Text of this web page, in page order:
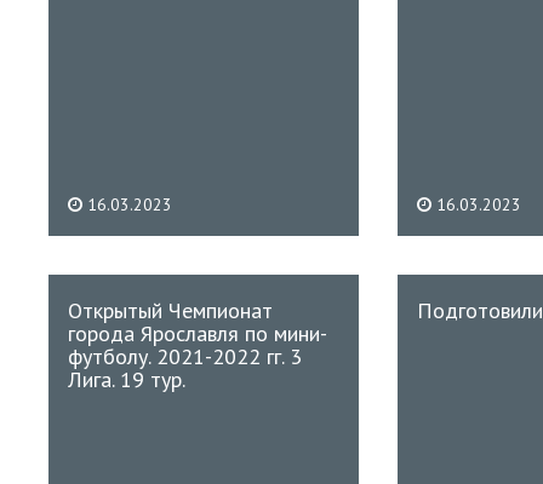
16.03.2023 16.03.2023
Открытый Чемпионат
города Ярославля по мини-
футболу. 2021-2022 гг. 3
Лига. 19 тур.